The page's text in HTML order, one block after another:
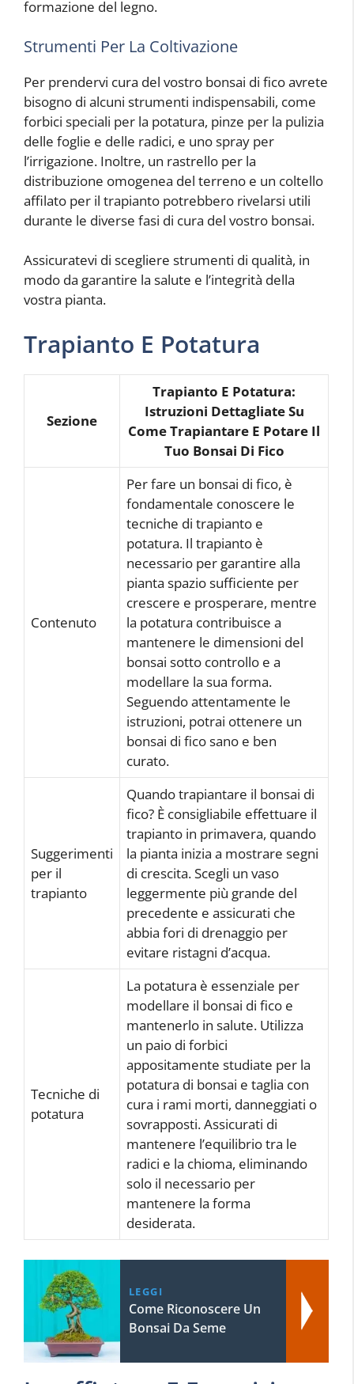
formazione del legno.
Strumenti Per La Coltivazione
Per prendervi cura del vostro bonsai di fico avrete
bisogno di alcuni strumenti indispensabili, come
forbici speciali per la potatura, pinze per la pulizia
delle foglie e delle radici, e uno spray per
l’irrigazione. Inoltre, un rastrello per la
distribuzione omogenea del terreno e un coltello
affilato per il trapianto potrebbero rivelarsi utili
durante le diverse fasi di cura del vostro bonsai.
Assicuratevi di scegliere strumenti di qualità, in
modo da garantire la salute e l’integrità della
vostra pianta.
Trapianto E Potatura
Sezione
Trapianto E Potatura:
Istruzioni Dettagliate Su
Come Trapiantare E Potare Il
Tuo Bonsai Di Fico
Contenuto
Per fare un bonsai di fico, è
fondamentale conoscere le
tecniche di trapianto e
potatura. Il trapianto è
necessario per garantire alla
pianta spazio sufficiente per
crescere e prosperare, mentre
la potatura contribuisce a
mantenere le dimensioni del
bonsai sotto controllo e a
modellare la sua forma.
Seguendo attentamente le
istruzioni, potrai ottenere un
bonsai di fico sano e ben
curato.
Suggerimenti
per il
trapianto
Quando trapiantare il bonsai di
fico? È consigliabile effettuare il
trapianto in primavera, quando
la pianta inizia a mostrare segni
di crescita. Scegli un vaso
leggermente più grande del
precedente e assicurati che
abbia fori di drenaggio per
evitare ristagni d’acqua.
Tecniche di
potatura
La potatura è essenziale per
modellare il bonsai di fico e
mantenerlo in salute. Utilizza
un paio di forbici
appositamente studiate per la
potatura di bonsai e taglia con
cura i rami morti, danneggiati o
sovrapposti. Assicurati di
mantenere l’equilibrio tra le
radici e la chioma, eliminando
solo il necessario per
mantenere la forma
desiderata.
LEGGI
Come Riconoscere Un
Bonsai Da Seme